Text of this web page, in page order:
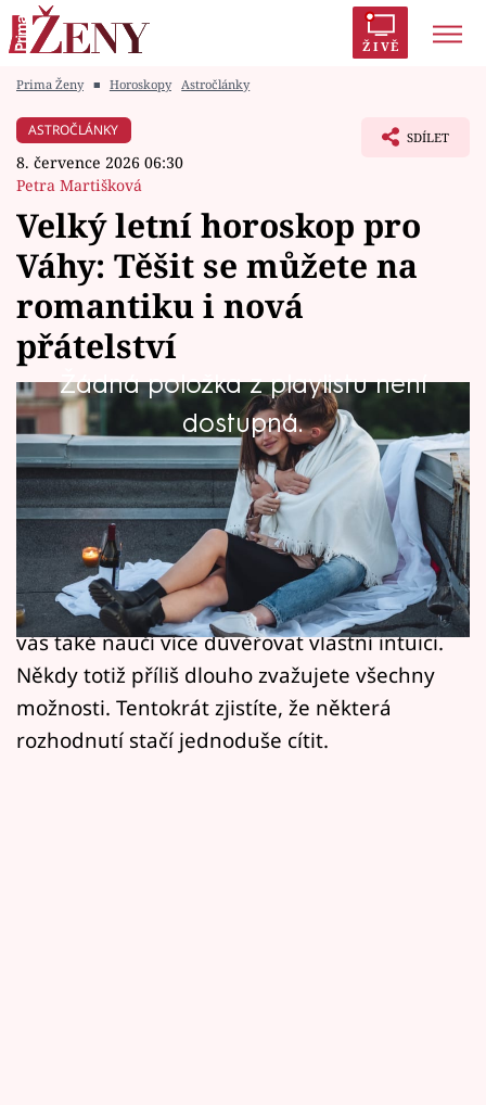
ŽIVĚ
Módní alarm
Témata
Celebrity
Vztahy
Seriály
Horoskopy
Sledujte prima+
Filmový festival Karlovy Vary
Pořady
Mámy sobě
Prima Ženy ■ Horoskopy Astročlánky
ASTROČLÁNKY
8. července 2026 06:30
Petra Martišková
SDÍLET
Velký letní horoskop pro
Váhy: Těšit se můžete na
romantiku i nová
přátelství
Žádná položka z playlistu není
dostupná.
Hvězdy vám přejí především ve vztazích.
Budete vyhledávat společnost lidí, kteří vás
inspirují, rozesmějí a dodají vám energii. Čeká
vás období plné příjemných rozhovorů,
nových přátelství i okamžiků, které vám
připomenou, jak důležité je obklopovat se
lidmi, se kterými je vám dobře. Letošní léto
vás také naučí více důvěřovat vlastní intuici.
Někdy totiž příliš dlouho zvažujete všechny
možnosti. Tentokrát zjistíte, že některá
rozhodnutí stačí jednoduše cítit.